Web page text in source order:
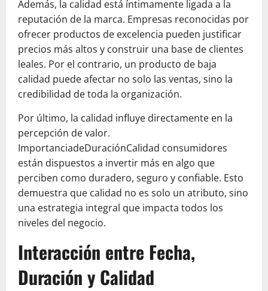
Además, la calidad está íntimamente ligada a la
reputación de la marca. Empresas reconocidas por
ofrecer productos de excelencia pueden justificar
precios más altos y construir una base de clientes
leales. Por el contrario, un producto de baja
calidad puede afectar no solo las ventas, sino la
credibilidad de toda la organización.
Por último, la calidad influye directamente en la
percepción de valor.
ImportanciadeDuraciónCalidad consumidores
están dispuestos a invertir más en algo que
perciben como duradero, seguro y confiable. Esto
demuestra que calidad no es solo un atributo, sino
una estrategia integral que impacta todos los
niveles del negocio.
Interacción entre Fecha,
Duración y Calidad